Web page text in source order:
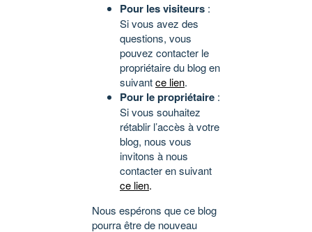
Pour les visiteurs :
Si vous avez des
questions, vous
pouvez contacter le
propriétaire du blog en
suivantce lien.
Pour le propriétaire :
Si vous souhaitez
rétablir l’accès à votre
blog, nous vous
invitons à nous
contacter en suivant
ce lien.
Nous espérons que ce blog
pourra être de nouveau